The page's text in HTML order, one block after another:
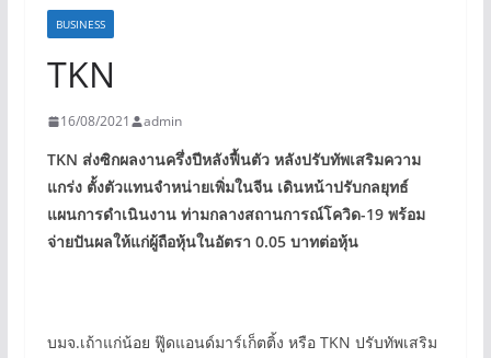
BUSINESS
TKN
16/08/2021 admin
TKN ส่งซิกผลงานครึ่งปีหลังฟื้นตัว หลังปรับทัพเสริมความ
แกร่ง ตั้งตัวแทนจำหน่ายเพิ่มในจีน เดินหน้าปรับกลยุทธ์
แผนการดำเนินงาน ท่ามกลางสถานการณ์โควิด-19 พร้อม
จ่ายปันผลให้แก่ผู้ถือหุ้นในอัตรา 0.05บาทต่อหุ้น
บมจ.เถ้าแก่น้อย ฟู๊ดแอนด์มาร์เก็ตติ้ง หรือ TKN ปรับทัพเสริม